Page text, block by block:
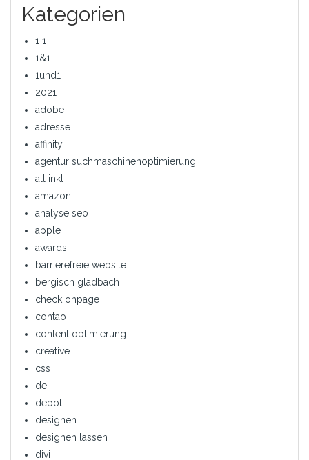
Kategorien
1 1
1&1
1und1
2021
adobe
adresse
affinity
agentur suchmaschinenoptimierung
all inkl
amazon
analyse seo
apple
awards
barrierefreie website
bergisch gladbach
check onpage
contao
content optimierung
creative
css
de
depot
designen
designen lassen
divi